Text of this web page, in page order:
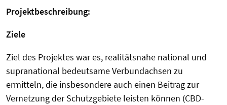
Projektbeschreibung:
Ziele
Ziel des Projektes war es, realitätsnahe national und
supranational bedeutsame Verbundachsen zu
ermitteln, die insbesondere auch einen Beitrag zur
Vernetzung der Schutzgebiete leisten können (CBD-